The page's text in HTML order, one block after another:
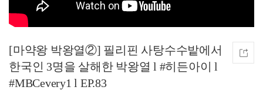
[마약왕 박왕열②] 필리핀 사탕수수밭에서
한국인 3명을 살해한 박왕열 l #히든아이 l
#MBCevery1 l EP.83